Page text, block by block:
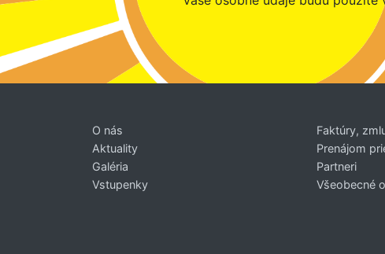
O nás
Aktuality
Galéria
Vstupenky
Faktúry,
Prenájom
Partneri
Všeobecné